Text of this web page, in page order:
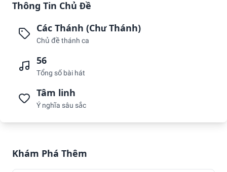
Thông Tin Chủ Đề
Các Thánh (Chư Thánh)
Chủ đề thánh ca
56
Tổng số bài hát
Tâm linh
Ý nghĩa sâu sắc
Khám Phá Thêm